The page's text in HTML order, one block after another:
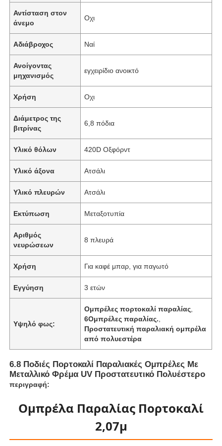
Αρχική Σελίδα
Προϊόντα
Σχετικά με εμάς
Αντίσταση στον
άνεμο
Οχι
Αδιάβροχος Ναί
Ανοίγοντας
μηχανισμός
εγχειρίδιο ανοικτό
Χρήση Οχι
Διάμετρος της
βιτρίνας
6,8 πόδια
Υλικό θόλων 420D Οξφόρντ
Υλικό άξονα Ατσάλι
Υλικό πλευρών Ατσάλι
Εκτύπωση Μεταξοτυπία
Αριθμός
νευρώσεων
8 πλευρά
Χρήση Για καφέ μπαρ, για παγωτό
Εγγύηση 3 ετών
Υψηλό φως:
Ομπρέλες πορτοκαλί παραλίας
6Ομπρέλες παραλίας.
Προστατευτική παραλιακή ομπρέλα
από πολυεστέρα
6.8 Ποδιές Πορτοκαλί Παραλιακές Ομπρέλες Με
Μεταλλικό Φρέμα UV Προστατευτικό Πολυέστερο
περιγραφή:
Ομπρέλα Παραλίας Πορτοκαλί
2,07μ